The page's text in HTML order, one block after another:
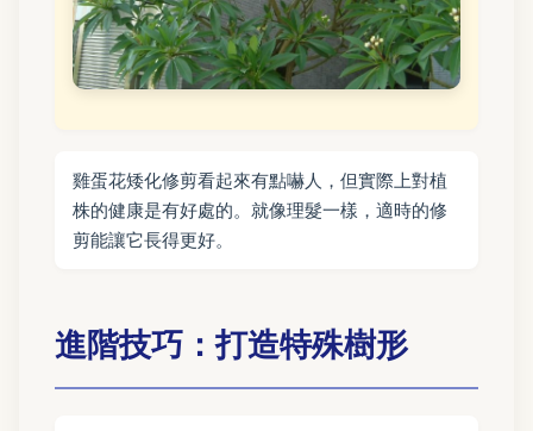
雞蛋花矮化修剪看起來有點嚇人，但實際上對植
株的健康是有好處的。就像理髮一樣，適時的修
剪能讓它長得更好。
進階技巧：打造特殊樹形